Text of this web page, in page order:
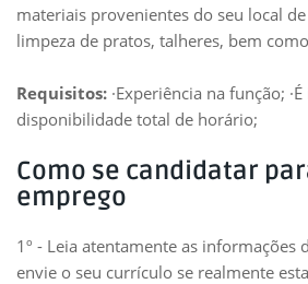
materiais provenientes do seu local
limpeza de pratos, talheres, bem
Requisitos: ·Experiência na função;
disponibilidade total de horário;
Como se candidatar
emprego
1º - Leia atentamente as informações
envie o seu currículo se realmente